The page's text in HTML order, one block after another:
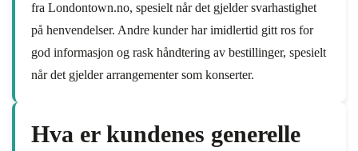
fra Londontown.no, spesielt når det gjelder svarhastighet
på henvendelser. Andre kunder har imidlertid gitt ros for
god informasjon og rask håndtering av bestillinger, spesielt
når det gjelder arrangementer som konserter.
Hva er kundenes generelle